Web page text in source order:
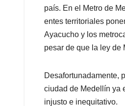
país. En el Metro de
entes territoriales
Ayacucho y los
pesar de que la ley de
Desafortunadamente,
ciudad de Medellín ya
injusto e inequitativo.